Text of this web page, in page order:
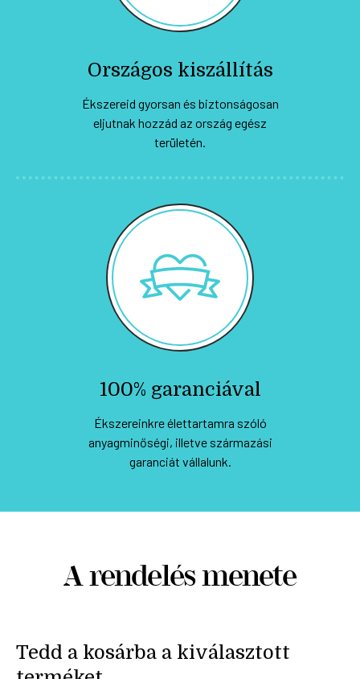
Országos kiszállítás
Ékszereid gyorsan és biztonságosan
eljutnak hozzád az ország egész
területén.
100% garanciával
Ékszereinkre élettartamra szóló
anyagminőségi, illetve származási
garanciát vállalunk.
A rendelés menete
Tedd a kosárba a kiválasztott